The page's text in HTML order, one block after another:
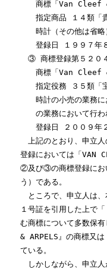
商標「Van Cleef &
指定商品 １４類「貴金
時計（その他は省略
登録日 １９９７年８
③ 商標登録第５２０４
商標「Van Cleef &
指定役務 ３５類「宝飾
時計の小売の業務におい
の業務において行われ
登録日 ２００９年２
上記のとおり、申立人の
登録においては「VAN
②及び③の商標登録にお
う）である。
ところで、申立人は、本
１号証を引用した上で「
む商標について多数保有
& ARPELS』の商標又は
ている。
しかしながら、申立人が